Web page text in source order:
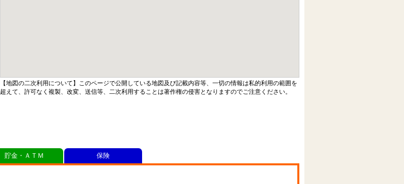
【地図の二次利用について】このページで公開している地図及び記載内容等、一切の情報は私的利用の範囲を
超えて、許可なく複製、改変、送信等、二次利用することは著作権の侵害となりますのでご注意ください。
貯金・ＡＴＭ 保険